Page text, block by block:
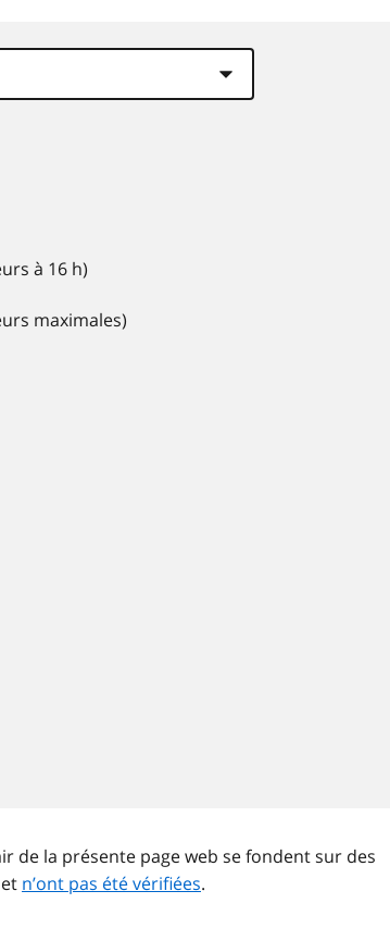
à 16 h)
maximales)
de la présente page web se fondent sur des
n’ont pas été vérifiées.